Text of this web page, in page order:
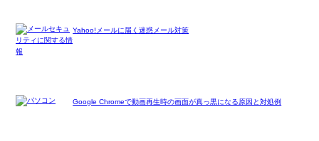
Yahoo!メールに届く迷惑メール対策
Google Chromeで動画再生時の画面が真っ黒になる原因と対処例